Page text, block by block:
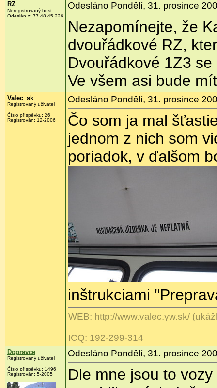
RZ
Neregistrovaný host
Odeslán z: 77.48.45.226
Odesláno Pondělí, 31. prosince
Nezapomínejte, že
dvouřádkové RZ,
Dvouřádkové 1Z3
Ve všem asi bude
Valec_sk
Registrovaný uživatel
Číslo příspěvku: 26
Registrován: 12-2006
Odesláno Pondělí, 31. prosince
Čo som ja mal
jednom z nich som
poriadok, v ďalšom
inštrukciami
WEB: http://www.valec.yw.sk/
ICQ: 192-299-314
Dopravce
Registrovaný uživatel
Číslo příspěvku: 1496
Registrován: 5-2005
Odesláno Pondělí, 31. prosince
Dle mne jsou to